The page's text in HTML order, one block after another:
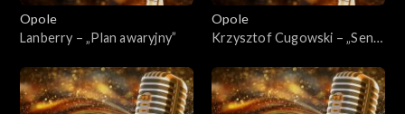
Opole
Lanberry – „Plan awaryjny”
Opole
Krzysztof Cugowski – „Sen o
„Demony wojny”